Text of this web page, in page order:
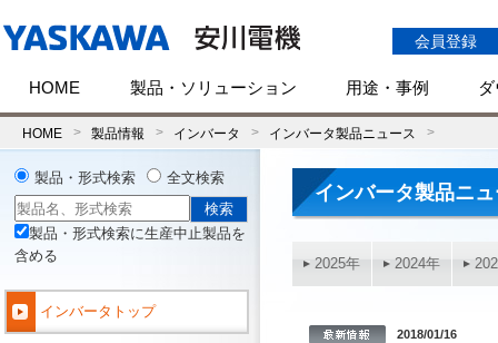
会員登録
HOME 製品・ソリューション 用途・事例
HOME 製品情報 インバータ インバータ製品ニュース
インバータ製品ニ
2025年 2024年
2018/01/16
製品・形式検索 全文検索
製品・形式検索に生産中止製品を
含める
インバータトップ